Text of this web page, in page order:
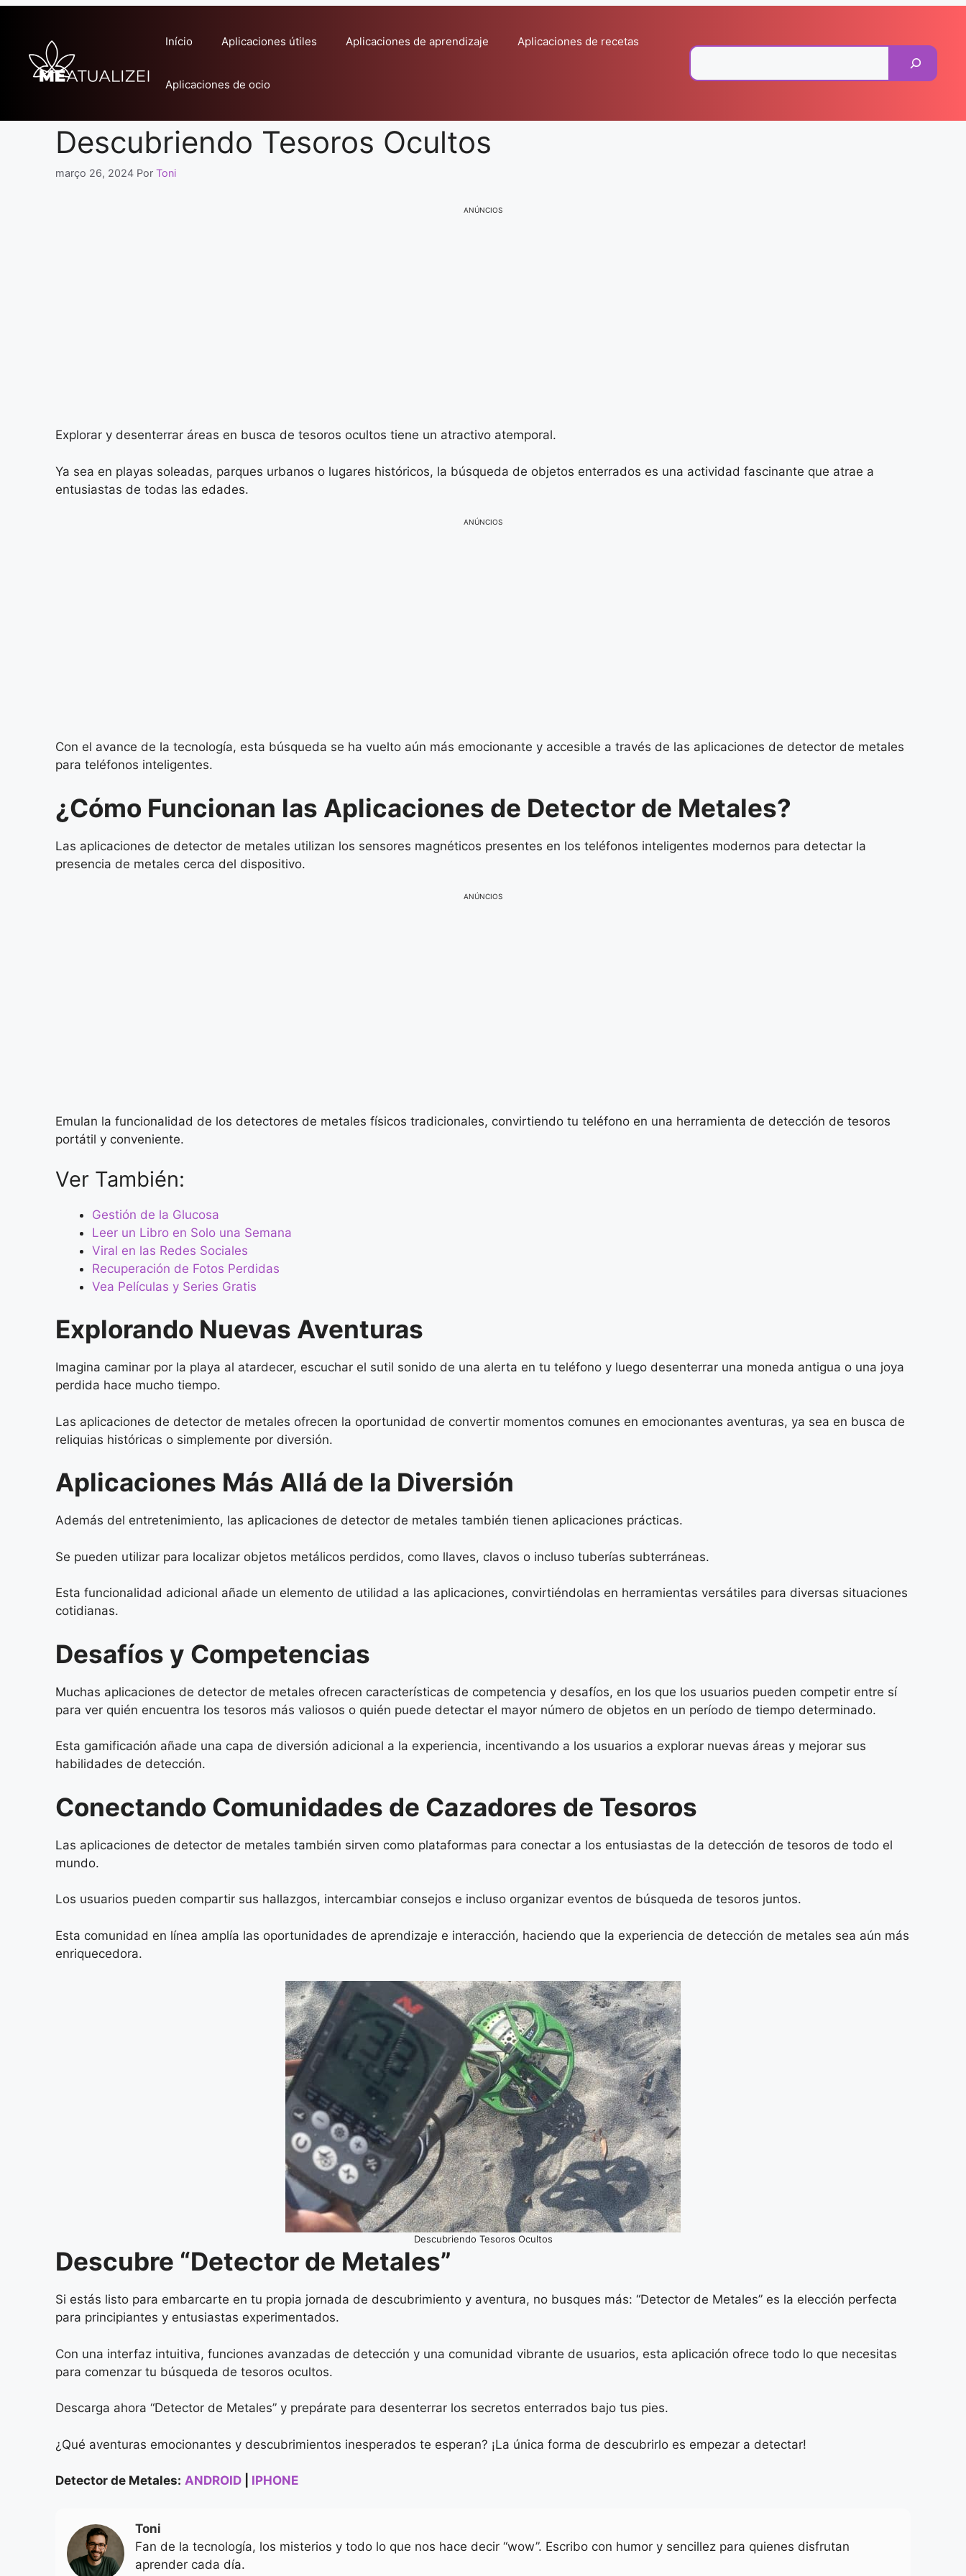
conteúdo
Início Aplicaciones útiles Aplicaciones de aprendizaje Aplicaciones de recetas
Aplicaciones de ocio
Descubriendo Tesoros Ocultos
março 26, 2024 Por Toni
ANÚNCIOS
Explorar y desenterrar áreas en busca de tesoros ocultos tiene un atractivo atemporal.
Ya sea en playas soleadas, parques urbanos o lugares históricos, la búsqueda de objetos enterrados es una actividad fascinante que atrae a
entusiastas de todas las edades.
ANÚNCIOS
Con el avance de la tecnología, esta búsqueda se ha vuelto aún más emocionante y accesible a través de las aplicaciones de detector de metales
para teléfonos inteligentes.
¿Cómo Funcionan las Aplicaciones de Detector de Metales?
Las aplicaciones de detector de metales utilizan los sensores magnéticos presentes en los teléfonos inteligentes modernos para detectar la
presencia de metales cerca del dispositivo.
ANÚNCIOS
Emulan la funcionalidad de los detectores de metales físicos tradicionales, convirtiendo tu teléfono en una herramienta de detección de tesoros
portátil y conveniente.
Ver También:
Gestión de la Glucosa
Leer un Libro en Solo una Semana
Viral en las Redes Sociales
Recuperación de Fotos Perdidas
Vea Películas y Series Gratis
Explorando Nuevas Aventuras
Imagina caminar por la playa al atardecer, escuchar el sutil sonido de una alerta en tu teléfono y luego desenterrar una moneda antigua o una joya
perdida hace mucho tiempo.
Las aplicaciones de detector de metales ofrecen la oportunidad de convertir momentos comunes en emocionantes aventuras, ya sea en busca de
reliquias históricas o simplemente por diversión.
Aplicaciones Más Allá de la Diversión
Además del entretenimiento, las aplicaciones de detector de metales también tienen aplicaciones prácticas.
Se pueden utilizar para localizar objetos metálicos perdidos, como llaves, clavos o incluso tuberías subterráneas.
Esta funcionalidad adicional añade un elemento de utilidad a las aplicaciones, convirtiéndolas en herramientas versátiles para diversas situaciones
cotidianas.
Desafíos y Competencias
Muchas aplicaciones de detector de metales ofrecen características de competencia y desafíos, en los que los usuarios pueden competir entre sí
para ver quién encuentra los tesoros más valiosos o quién puede detectar el mayor número de objetos en un período de tiempo determinado.
Esta gamificación añade una capa de diversión adicional a la experiencia, incentivando a los usuarios a explorar nuevas áreas y mejorar sus
habilidades de detección.
Conectando Comunidades de Cazadores de Tesoros
Las aplicaciones de detector de metales también sirven como plataformas para conectar a los entusiastas de la detección de tesoros de todo el
mundo.
Los usuarios pueden compartir sus hallazgos, intercambiar consejos e incluso organizar eventos de búsqueda de tesoros juntos.
Esta comunidad en línea amplía las oportunidades de aprendizaje e interacción, haciendo que la experiencia de detección de metales sea aún más
enriquecedora.
Descubriendo Tesoros Ocultos
Descubre “Detector de Metales”
Si estás listo para embarcarte en tu propia jornada de descubrimiento y aventura, no busques más: “Detector de Metales” es la elección perfecta
para principiantes y entusiastas experimentados.
Con una interfaz intuitiva, funciones avanzadas de detección y una comunidad vibrante de usuarios, esta aplicación ofrece todo lo que necesitas
para comenzar tu búsqueda de tesoros ocultos.
Descarga ahora “Detector de Metales” y prepárate para desenterrar los secretos enterrados bajo tus pies.
¿Qué aventuras emocionantes y descubrimientos inesperados te esperan? ¡La única forma de descubrirlo es empezar a detectar!
Detector de Metales: ANDROID IPHONE
Toni
Fan de la tecnología, los misterios y todo lo que nos hace decir “wow”. Escribo con humor y sencillez para quienes disfrutan
aprender cada día.